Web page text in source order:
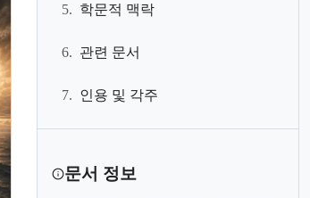
5. 학문적 맥락
6. 관련 문서
7. 인용 및 각주
문서 정보